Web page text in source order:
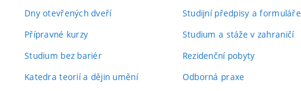
Dny otevřených dveří
Přípravné kurzy
Studium bez bariér
Katedra teorií a dějin umění
Studijní předpisy a formuláře
Studium a stáže v zahraničí
Rezidenční pobyty
Odborná praxe